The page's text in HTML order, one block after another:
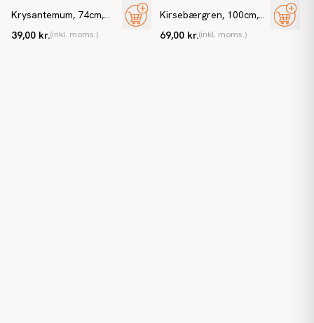
Krysantemum, 74cm,
blomst
39,00 kr.(inkl. moms.)
Kirsebærgren, 100cm,
69,00 kr.(inkl. moms.)